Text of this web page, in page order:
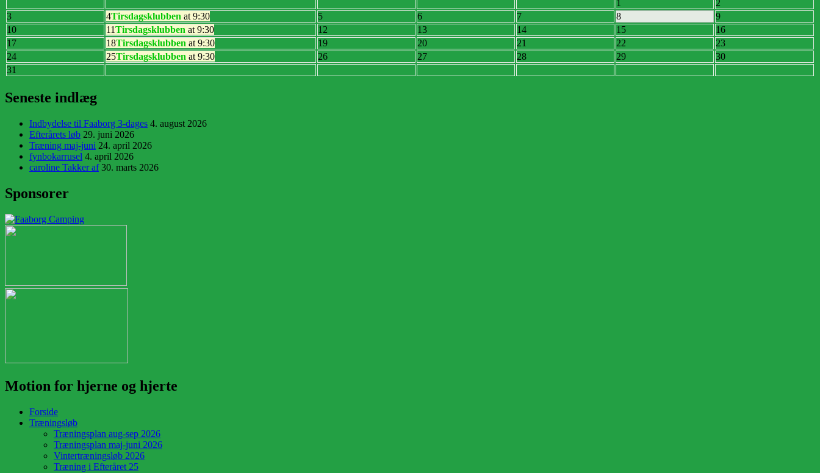
1
2
3
4Tirsdagsklubben at 9:30 5 6 7 8
9
10
11Tirsdagsklubben at 9:30 12 13 14 15
16
17
18Tirsdagsklubben at 9:30 19 20 21 22
23
24
25Tirsdagsklubben at 9:30 26 27 28 29
30
31
Seneste indlæg
Indbydelse til Faaborg 3-dages 4. august 2026
Efterårets løb 29. juni 2026
Træning maj-juni 24. april 2026
fynbokarrusel 4. april 2026
caroline Takker af 30. marts 2026
Sponsorer
Motion for hjerne og hjerte
Forside
Træningsløb
Træningsplan aug-sep 2026
Træningsplan maj-juni 2026
Vintertræningsløb 2026
Træning i Efteråret 25